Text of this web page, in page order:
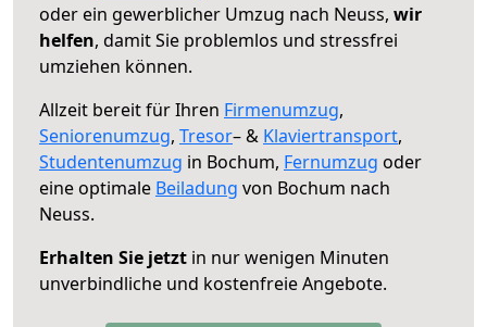
oder ein gewerblicher Umzug nach Neuss, wir
helfen, damit Sie problemlos und stressfrei
umziehen können.
Allzeit bereit für Ihren Firmenumzug,
Seniorenumzug, Tresor– & Klaviertransport,
Studentenumzug in Bochum, Fernumzug oder
eine optimale Beiladung von Bochum nach
Neuss.
Erhalten Sie jetzt in nur wenigen Minuten
unverbindliche und kostenfreie Angebote.